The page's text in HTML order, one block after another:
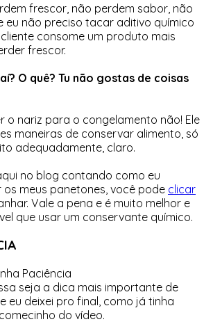
frescor, não perdem sabor, não
eu não preciso tacar aditivo químico
cliente consome um produto mais
frescor.
O quê? Tu não gostas de coisas
o nariz para o congelamento não! Ele
maneiras de conservar alimento, só
adequadamente, claro.
no blog contando como eu
meus panetones, você pode clicar
Vale a pena e é muito melhor e
que usar um conservante químico.
Paciência
seja a dica mais importante de
eu deixei pro final, como já tinha
do vídeo.